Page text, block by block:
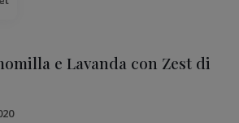
e Lavanda con Zest di